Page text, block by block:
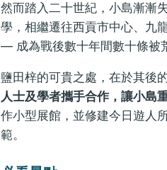
然而踏入二十世紀，小島漸漸
學，相繼遷往西貢市中心、九
— 成為戰後數十年間數十條被
鹽田梓的可貴之處，在於其後
人士及學者攜手合作，讓小島
作小型展館，並修建今日遊人
範。